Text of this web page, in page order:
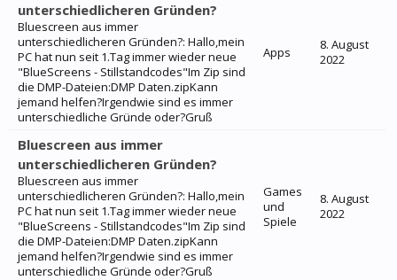
unterschiedlicheren Gründen?
Bluescreen aus immer
unterschiedlicheren Gründen?: Hallo,mein
PC hat nun seit 1.Tag immer wieder neue
"BlueScreens - Stillstandcodes"Im Zip sind
die DMP-Dateien:DMP Daten.zipKann
jemand helfen?Irgendwie sind es immer
unterschiedliche Gründe oder?Gruß
Apps
8. August
2022
Bluescreen aus immer
unterschiedlicheren Gründen?
Bluescreen aus immer
unterschiedlicheren Gründen?: Hallo,mein
PC hat nun seit 1.Tag immer wieder neue
"BlueScreens - Stillstandcodes"Im Zip sind
die DMP-Dateien:DMP Daten.zipKann
jemand helfen?Irgendwie sind es immer
unterschiedliche Gründe oder?Gruß
Games
und
Spiele
8. August
2022